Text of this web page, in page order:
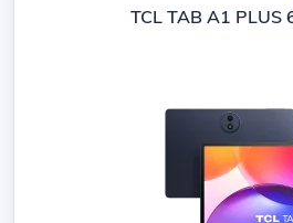
TCL TAB A1 PLUS